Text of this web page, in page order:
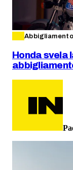
Abbigliamento
Honda svela